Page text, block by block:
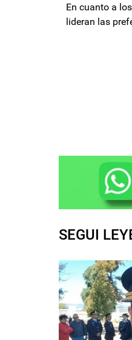
En cuanto a
lideran las
SEGUI